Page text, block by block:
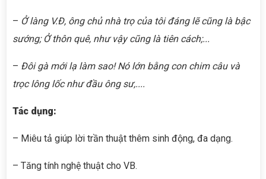
– Ở làng V.Đ, ông chủ nhà trọ của tôi đáng lẽ cũng là bậc
sướng; Ở thôn quê, như vậy cũng là tiên cách;...
– Đôi gà mới lạ làm sao! Nó lớn bằng con chim câu và
trọc lông lốc như đầu ông sư,....
Tác dụng:
– Miêu tả giúp lời trần thuật thêm sinh động, đa dạng.
– Tăng tính nghệ thuật cho VB.